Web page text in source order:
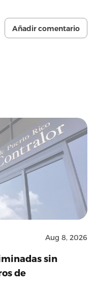
Añadir comentario
Aug 8, 2026
sin
de